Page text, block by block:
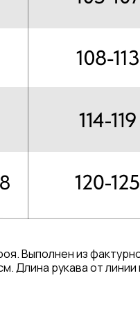
Выполнен из
Длина рукава от